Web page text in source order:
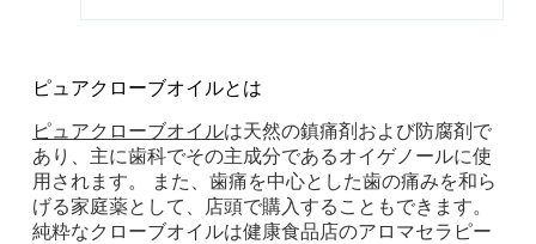
ピュアクローブオイルとは
ピュアクローブオイルは天然の鎮痛剤および防腐剤で
あり、主に歯科でその主成分であるオイゲノールに使
用されます。 また、歯痛を中心とした歯の痛みを和ら
げる家庭薬として、店頭で購入することもできます。
純粋なクローブオイルは健康食品店のアロマセラピー